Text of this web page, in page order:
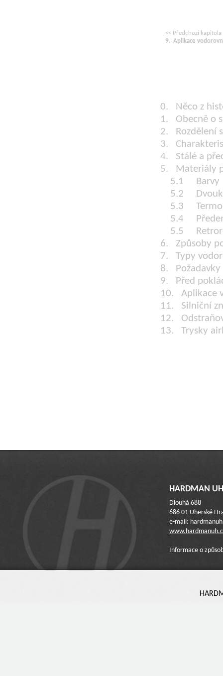
<< Předchozí kapitola
9. Aplikace
0. Něco z
1. Obecně o
2. Rozdělení
3.
4. Stálé a
5. Materiály
5.1 Barvy
5.2
5.3
5.4
5.5
6. Způsoby
7. Typy
8. Požadavky
9. Před
10. Aplikace
11. Silniční
12.
13. Trysky
HARDMAN
Dlouhá 688
686 01 Uherské
e-mail:
Informace o